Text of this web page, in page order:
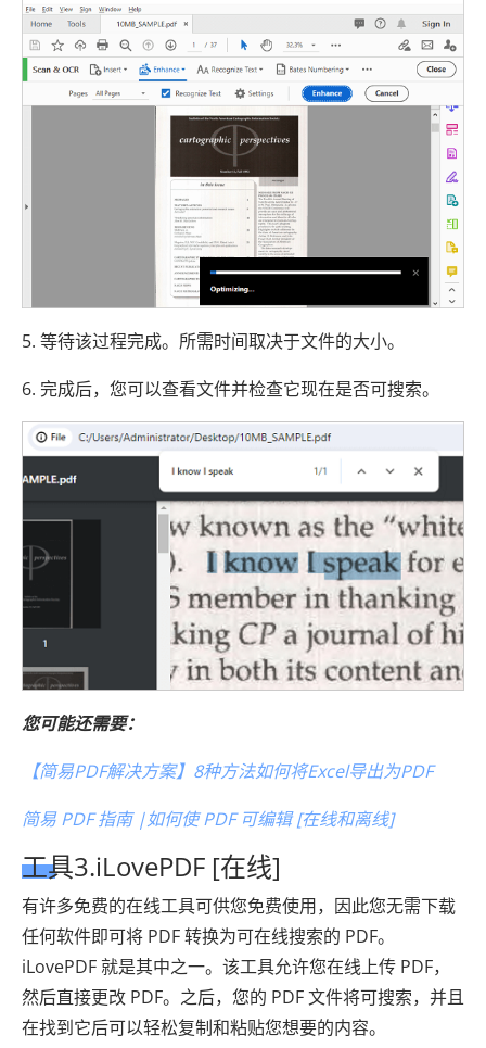
5. 等待该过程完成。所需时间取决于文件的大小。
6. 完成后，您可以查看文件并检查它现在是否可搜索。
您可能还需要：
【简易PDF解决方案】8种方法如何将Excel导出为PDF
简易 PDF 指南 |如何使 PDF 可编辑 [在线和离线]
工具3.iLovePDF [在线]
有许多免费的在线工具可供您免费使用，因此您无需下载
任何软件即可将 PDF 转换为可在线搜索的 PDF。
iLovePDF 就是其中之一。该工具允许您在线上传 PDF，
然后直接更改 PDF。之后，您的 PDF 文件将可搜索，并且
在找到它后可以轻松复制和粘贴您想要的内容。